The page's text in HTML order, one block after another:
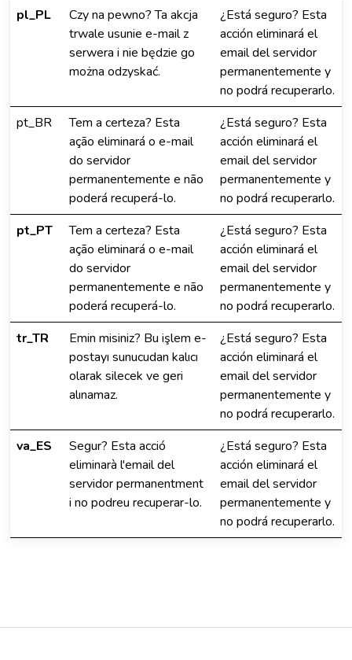
pl_PL
Czy na pewno? Ta akcja
trwale usunie e-mail z
serwera i nie będzie go
można odzyskać.
¿Está seguro? Esta
acción eliminará el
email del servidor
permanentemente y
no podrá recuperarlo.
pt_BR
Tem a certeza? Esta
ação eliminará o e-mail
do servidor
permanentemente e não
poderá recuperá-lo.
¿Está seguro? Esta
acción eliminará el
email del servidor
permanentemente y
no podrá recuperarlo.
pt_PT
Tem a certeza? Esta
ação eliminará o e-mail
do servidor
permanentemente e não
poderá recuperá-lo.
¿Está seguro? Esta
acción eliminará el
email del servidor
permanentemente y
no podrá recuperarlo.
tr_TR
Emin misiniz? Bu işlem e-
postayı sunucudan kalıcı
olarak silecek ve geri
alınamaz.
¿Está seguro? Esta
acción eliminará el
email del servidor
permanentemente y
no podrá recuperarlo.
va_ES
Segur? Esta acció
eliminarà l'email del
servidor permanentment
i no podreu recuperar-lo.
¿Está seguro? Esta
acción eliminará el
email del servidor
permanentemente y
no podrá recuperarlo.